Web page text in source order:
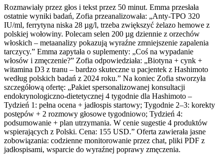
Rozmawiały przez głos i tekst przez 50 minut. Emma przesłała
ostatnie wyniki badań, Zofia przeanalizowała: „Anty-TPO 320
IU/ml, ferrytyna niska 28 µg/l, trzeba zwiększyć żelazo hemowe z
polskiej wołowiny. Polecam selen 200 µg dziennie z orzechów
włoskich – metaanalizy pokazują wyraźne zmniejszenie zapalenia
tarczycy.” Emma zapytała o suplementy: „Coś na wypadanie
włosów i zmęczenie?” Zofia odpowiedziała: „Biotyna + cynk +
witamina D3 z tranu – bardzo skuteczne u pacjentek z Hashimoto
według polskich badań z 2024 roku.” Na koniec Zofia stworzyła
szczegółową ofertę: „Pakiet spersonalizowanej konsultacji
endokrynologiczno-dietetycznej 4 tygodnie dla Hashimoto –
Tydzień 1: pełna ocena + jadłospis startowy; Tygodnie 2–3: korekty
postępów + 2 rozmowy głosowe tygodniowo; Tydzień 4:
podsumowanie + plan utrzymania. W cenie sugestie 4 produktów
wspierających z Polski. Cena: 155 USD.” Oferta zawierała jasne
zobowiązania: codzienne monitorowanie przez chat, pliki PDF z
jadłospisami, wsparcie do wyraźnej poprawy zmęczenia.